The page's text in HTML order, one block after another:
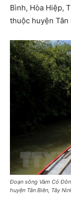
Bình, Hòa Hiệp,
thuộc huyện Tân
Đoạn sông Vàm Cỏ
huyện Tân Biên, Tây